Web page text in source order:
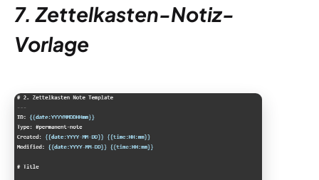
7. Zettelkasten-Notiz-
Vorlage